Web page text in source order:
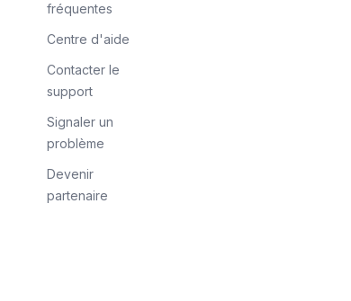
fréquentes
Centre d'aide
Contacter le
support
Signaler un
problème
Devenir
partenaire